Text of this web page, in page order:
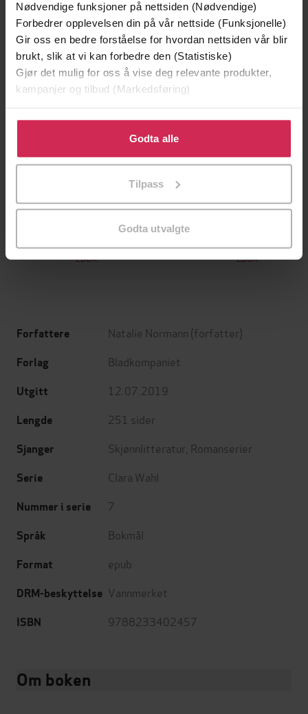
Nødvendige funksjoner på nettsiden (Nødvendige)
Forbedrer opplevelsen din på vår nettside (Funksjonelle)
Gir oss en bedre forståelse for hvordan nettsiden vår blir
brukt, slik at vi kan forbedre den (Statistiske)
Gjør det mulig for oss å vise deg relevante produkter,
kampanjer og tilbud (Markedsføring)
Klikk på «Godta alle» for å gi oss ditt samtykke til å
bruke cookies for alle disse formålene. Du kan også
tilpasse ditt samtykke til spesifikke formål ved å klikke
Godta alle
Tilpass
Godta utvalgte
Første gang på tilbud
349,-
EBOK
149,-
EBOK
Forfattere Natalie Normann (forfatter)
Forlag Bladkompaniet
Utgitt 12.07.2019
Lengde 251 sider
Sjanger Skjønnlitteratur Romanserier
Serie Clara Wahl
Nummer i serie 7
Språk Bokmål
Format epub
DRM-beskyttelse Vannmerket
ISBN 9788233402457
Om boken